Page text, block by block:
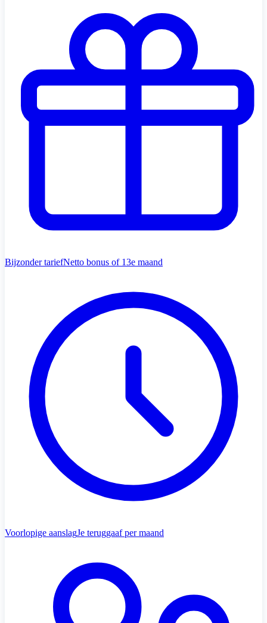
Bijzonder tariefNetto bonus of 13e maand
Voorlopige aanslagJe teruggaaf per maand